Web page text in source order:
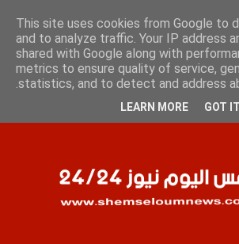
الخميس 6 أغسطس 2026
This site uses cookies from Google to
and to analyze traffic. Your IP address
shared with Google along with
metrics to ensure quality of service,
statistics, and to detect and address
LEARN MORE GOT IT